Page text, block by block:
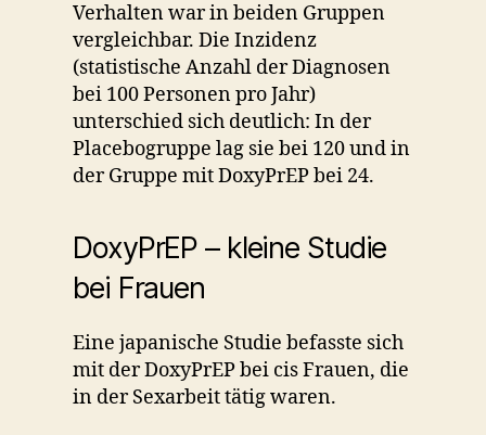
Verhalten war in beiden Gruppen
vergleichbar. Die Inzidenz
(statistische Anzahl der Diagnosen
bei 100 Personen pro Jahr)
unterschied sich deutlich: In der
Placebogruppe lag sie bei 120 und in
der Gruppe mit DoxyPrEP bei 24.
DoxyPrEP – kleine Studie
bei Frauen
Eine japanische Studie befasste sich
mit der DoxyPrEP bei cis Frauen, die
in der Sexarbeit tätig waren.